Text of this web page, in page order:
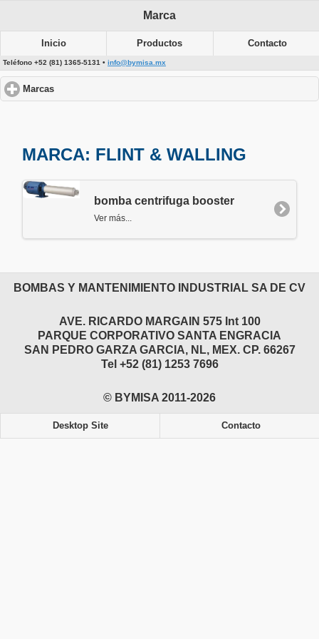
Marca
Inicio Productos Contacto
Teléfono +52 (81) 1365-5131 • info@bymisa.mx
Marcas
MARCA: FLINT & WALLING
bomba centrifuga booster
Ver más...
BOMBAS Y MANTENIMIENTO INDUSTRIAL SA DE CV
AVE. RICARDO MARGAIN 575 Int 100
PARQUE CORPORATIVO SANTA ENGRACIA
SAN PEDRO GARZA GARCIA, NL, MEX. CP. 66267
Tel +52 (81) 1253 7696
© BYMISA 2011-2026
Desktop Site Contacto